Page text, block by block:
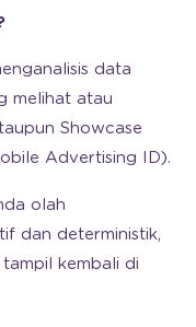
data
melihat atau
Showcase
Advertising ID).
olah
dan deterministik,
kembali di